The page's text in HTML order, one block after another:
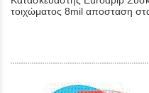
τοιχώματος 8mil αποσταση